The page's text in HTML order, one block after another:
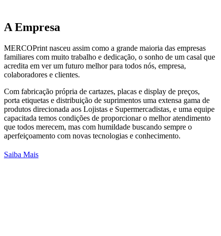
AEmpresa
MERCOPrint nasceu assim como a grande maioria das empresas
familiares com muito trabalho e dedicação, o sonho de um casal que
acredita em ver um futuro melhor para todos nós, empresa,
colaboradores e clientes.
Com fabricação própria de cartazes, placas e display de preços,
porta etiquetas e distribuição de suprimentos uma extensa gama de
produtos direcionada aos Lojistas e Supermercadistas, e uma equipe
capacitada temos condições de proporcionar o melhor atendimento
que todos merecem, mas com humildade buscando sempre o
aperfeiçoamento com novas tecnologias e conhecimento.
Saiba Mais